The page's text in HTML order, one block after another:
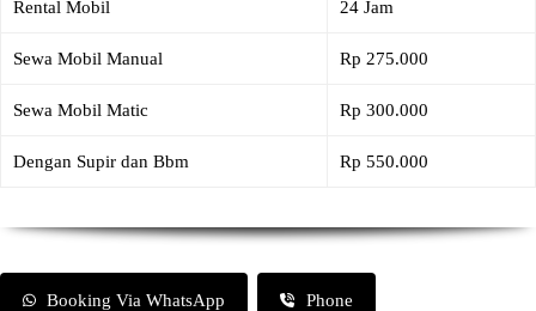
Rental Mobil 24 Jam
Sewa Mobil Manual Rp 275.000
Sewa Mobil Matic Rp 300.000
Dengan Supir dan Bbm Rp 550.000
Booking Via WhatsApp Phone